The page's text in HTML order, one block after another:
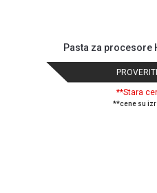
Pasta za procesore
**Stara
**cene su